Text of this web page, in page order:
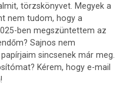
törzskönyvet. Megyek a
nem tudom, hogy a
ben megszüntettem az
Sajnos nem
sincsenek már meg.
Kérem, hogy e-mail